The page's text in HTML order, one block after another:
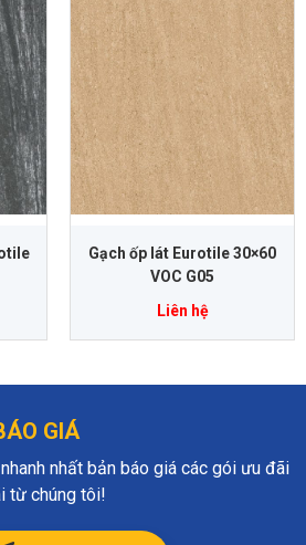
Gạch ốp lát Eurotile 30×60
VOC G05
Liên hệ
GIÁ
nhất bản báo giá các gói ưu đãi
từ chúng tôi!